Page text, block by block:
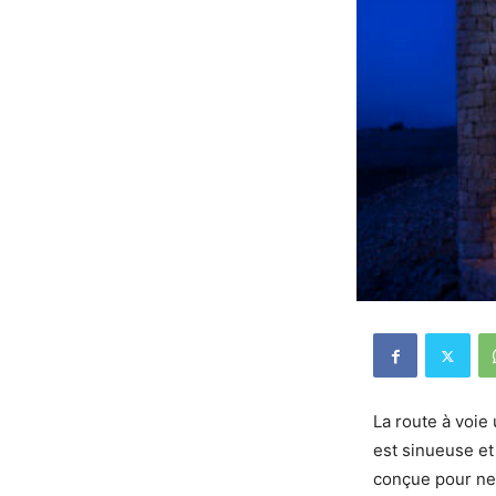
La route à
est sinueuse
conçue pour